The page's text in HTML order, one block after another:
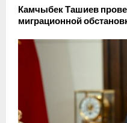
Камчыбек Ташиев
миграционной